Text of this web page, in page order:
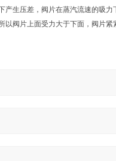
生压差，阀片在蒸汽流速的吸
阀片上面受力大于下面，阀片